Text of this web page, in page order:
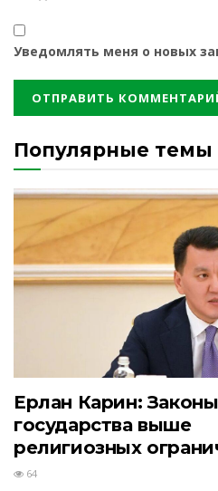
Уведомлять меня о новых
Популярные темы
Ерлан Карин: Законы
государства выше
религиозных
64